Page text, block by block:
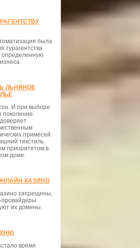
была
турагентства
определенную
ЛЬНЯНОЕ
И при выборе
поколение
примесей.
текстиль
приоритетом в
доме.
КАЗИНО
запрещены,
провайдеры
их домены.
время